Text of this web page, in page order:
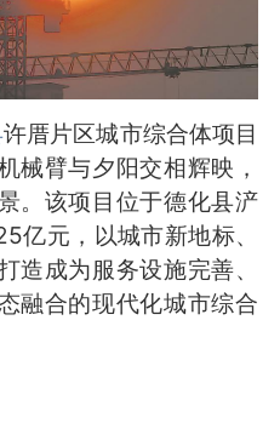
许厝片区城市综合体项目
械臂与夕阳交相辉映，
。该项目位于德化县浐
亿元，以城市新地标、
造成为服务设施完善、
融合的现代化城市综合